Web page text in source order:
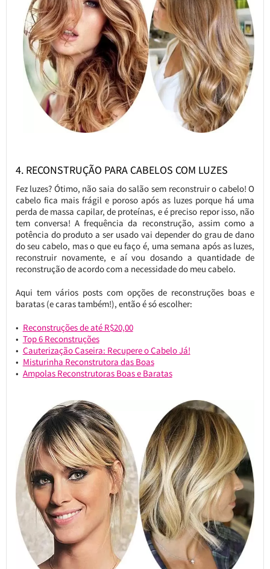
4. RECONSTRUÇÃO PARA CABELOS COM LUZES
Fez luzes? Ótimo, não saia do salão sem reconstruir o cabelo! O
cabelo fica mais frágil e poroso após as luzes porque há uma
perda de massa capilar, de proteínas, e é preciso repor isso, não
tem conversa! A frequência da reconstrução, assim como a
potência do produto a ser usado vai depender do grau de dano
do seu cabelo, mas o que eu faço é, uma semana após as luzes,
reconstruir novamente, e aí vou dosando a quantidade de
reconstrução de acordo com a necessidade do meu cabelo.
Aqui tem vários posts com opções de reconstruções boas e
baratas (e caras também!), então é só escolher:
Reconstruções de até R$20,00
Top 6 Reconstruções
Cauterização Caseira: Recupere o Cabelo Já!
Misturinha Reconstrutora das Boas
Ampolas Reconstrutoras Boas e Baratas